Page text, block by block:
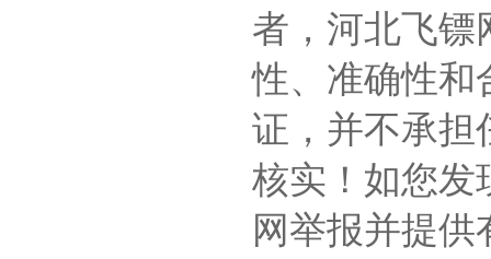
者，河北飞镖
性、准确性和
证，并不承担
核实！如您发
网举报并提供